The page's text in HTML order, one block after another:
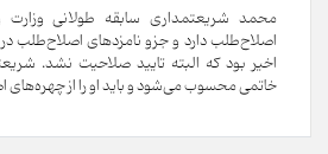
محمد شریعتمداری سابقه طولانی
اصلاح‌طلب دارد و جزو نامزدهای اصلاح‌طلب
اخیر بود که البته تایید صلاحیت نشد.
خاتمی محسوب می‌شود و باید او را از چهره‌های